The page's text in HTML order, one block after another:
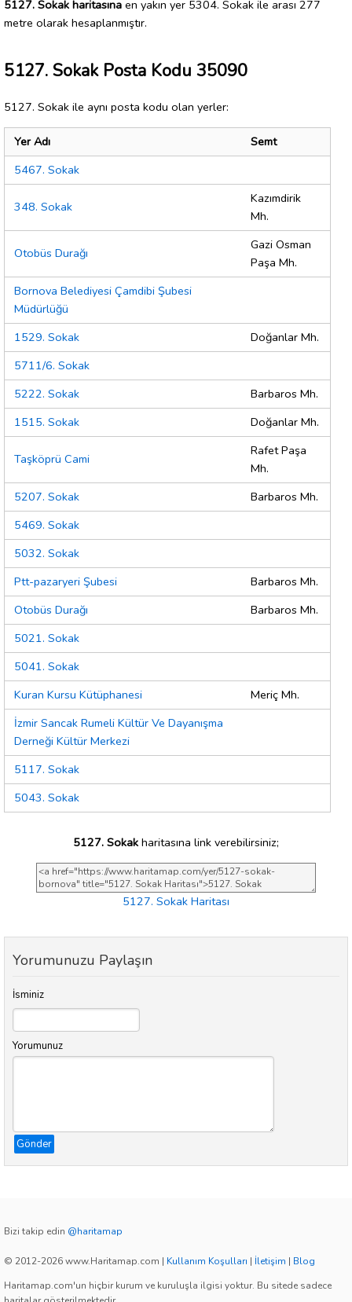
5127. Sokak haritasına en yakın yer 5304. Sokak ile arası 277
metre olarak hesaplanmıştır.
5127. Sokak Posta Kodu 35090
5127. Sokak ile aynı posta kodu olan yerler:
Yer Adı
Semt
5467. Sokak
348. Sokak
Kazımdirik
Mh.
Otobüs Durağı
Gazi Osman
Paşa Mh.
Bornova Belediyesi Çamdibi Şubesi
Müdürlüğü
1529. Sokak
Doğanlar Mh.
5711/6. Sokak
5222. Sokak
Barbaros Mh.
1515. Sokak
Doğanlar Mh.
Taşköprü Cami
Rafet Paşa
Mh.
5207. Sokak
Barbaros Mh.
5469. Sokak
5032. Sokak
Ptt-pazaryeri Şubesi
Barbaros Mh.
Otobüs Durağı
Barbaros Mh.
5021. Sokak
5041. Sokak
Kuran Kursu Kütüphanesi
Meriç Mh.
İzmir Sancak Rumeli Kültür Ve Dayanışma
Derneği Kültür Merkezi
5117. Sokak
5043. Sokak
5127. Sokak haritasına link verebilirsiniz;
5127. Sokak Haritası
Yorumunuzu Paylaşın
İsminiz
Yorumunuz
Gönder
Bizi takip edin @haritamap
© 2012-2026 www.Haritamap.com | Kullanım Koşulları | İletişim | Blog
Haritamap.com'un hiçbir kurum ve kuruluşla ilgisi yoktur. Bu sitede sadece